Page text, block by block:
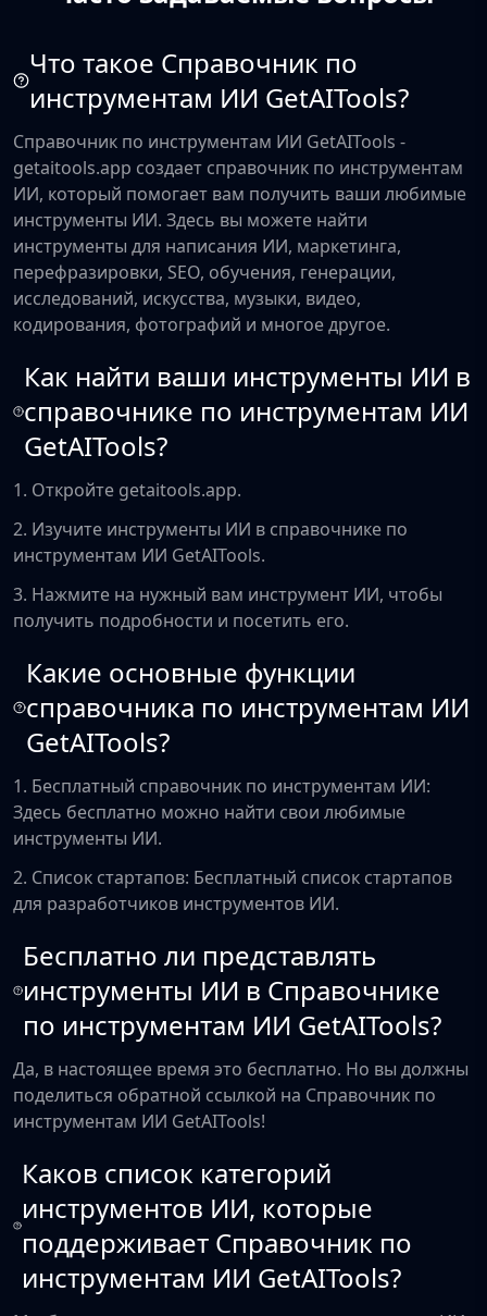
Что такое Справочник по
инструментам ИИ GetAITools?
Справочник по инструментам ИИ GetAITools -
getaitools.app создает справочник по инструментам
ИИ, который помогает вам получить ваши любимые
инструменты ИИ. Здесь вы можете найти
инструменты для написания ИИ, маркетинга,
перефразировки, SEO, обучения, генерации,
исследований, искусства, музыки, видео,
кодирования, фотографий и многое другое.
Как найти ваши инструменты ИИ в
справочнике по инструментам ИИ
GetAITools?
1. Откройте getaitools.app.
2. Изучите инструменты ИИ в справочнике по
инструментам ИИ GetAITools.
3. Нажмите на нужный вам инструмент ИИ, чтобы
получить подробности и посетить его.
Какие основные функции
справочника по инструментам ИИ
GetAITools?
1. Бесплатный справочник по инструментам ИИ:
Здесь бесплатно можно найти свои любимые
инструменты ИИ.
2. Список стартапов: Бесплатный список стартапов
для разработчиков инструментов ИИ.
Бесплатно ли представлять
инструменты ИИ в Справочнике
по инструментам ИИ GetAITools?
Да, в настоящее время это бесплатно. Но вы должны
поделиться обратной ссылкой на Справочник по
инструментам ИИ GetAITools!
Каков список категорий
инструментов ИИ, которые
поддерживает Справочник по
инструментам ИИ GetAITools?